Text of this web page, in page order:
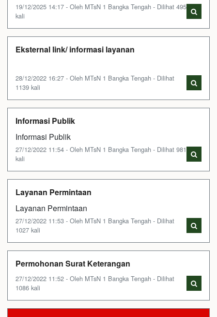
19/12/2025 14:17 - Oleh MTsN 1 Bangka Tengah - Dilihat 495
kali
Eksternal link/ informasi layanan
28/12/2022 16:27 - Oleh MTsN 1 Bangka Tengah - Dilihat
1139 kali
Informasi Publik
Informasi Publik
27/12/2022 11:54 - Oleh MTsN 1 Bangka Tengah - Dilihat 981
kali
Layanan Permintaan
Layanan Permintaan
27/12/2022 11:53 - Oleh MTsN 1 Bangka Tengah - Dilihat
1027 kali
Permohonan Surat Keterangan
27/12/2022 11:52 - Oleh MTsN 1 Bangka Tengah - Dilihat
1086 kali